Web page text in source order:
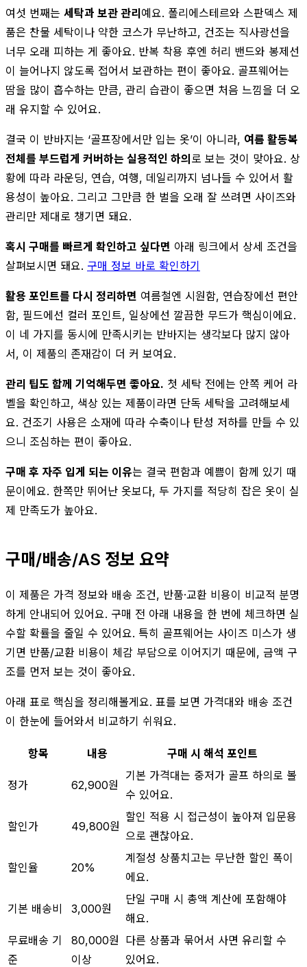
여섯 번째는 세탁과 보관 관리예요. 폴리에스테르와 스판덱스 제
품은 찬물 세탁이나 약한 코스가 무난하고, 건조는 직사광선을
너무 오래 피하는 게 좋아요. 반복 착용 후엔 허리 밴드와 봉제선
이 늘어나지 않도록 접어서 보관하는 편이 좋아요. 골프웨어는
땀을 많이 흡수하는 만큼, 관리 습관이 좋으면 처음 느낌을 더 오
래 유지할 수 있어요.
결국 이 반바지는 ‘골프장에서만 입는 옷’이 아니라, 여름 활동복
전체를 부드럽게 커버하는 실용적인 하의로 보는 것이 맞아요. 상
황에 따라 라운딩, 연습, 여행, 데일리까지 넘나들 수 있어서 활
용성이 높아요. 그리고 그만큼 한 벌을 오래 잘 쓰려면 사이즈와
관리만 제대로 챙기면 돼요.
혹시 구매를 빠르게 확인하고 싶다면 아래 링크에서 상세 조건을
살펴보시면 돼요. 구매 정보 바로 확인하기
활용 포인트를 다시 정리하면 여름철엔 시원함, 연습장에선 편안
함, 필드에선 컬러 포인트, 일상에선 깔끔한 무드가 핵심이에요.
이 네 가지를 동시에 만족시키는 반바지는 생각보다 많지 않아
서, 이 제품의 존재감이 더 커 보여요.
관리 팁도 함께 기억해두면 좋아요. 첫 세탁 전에는 안쪽 케어 라
벨을 확인하고, 색상 있는 제품이라면 단독 세탁을 고려해보세
요. 건조기 사용은 소재에 따라 수축이나 탄성 저하를 만들 수 있
으니 조심하는 편이 좋아요.
구매 후 자주 입게 되는 이유는 결국 편함과 예쁨이 함께 있기 때
문이에요. 한쪽만 뛰어난 옷보다, 두 가지를 적당히 잡은 옷이 실
제 만족도가 높아요.
구매/배송/AS 정보 요약
이 제품은 가격 정보와 배송 조건, 반품·교환 비용이 비교적 분명
하게 안내되어 있어요. 구매 전 아래 내용을 한 번에 체크하면 실
수할 확률을 줄일 수 있어요. 특히 골프웨어는 사이즈 미스가 생
기면 반품/교환 비용이 체감 부담으로 이어지기 때문에, 금액 구
조를 먼저 보는 것이 좋아요.
아래 표로 핵심을 정리해볼게요. 표를 보면 가격대와 배송 조건
이 한눈에 들어와서 비교하기 쉬워요.
항목 내용 구매 시 해석 포인트
정가 62,900원
기본 가격대는 중저가 골프 하의로 볼
수 있어요.
할인가 49,800원
할인 적용 시 접근성이 높아져 입문용
으로 괜찮아요.
할인율 20%
계절성 상품치고는 무난한 할인 폭이
에요.
기본 배송비 3,000원
단일 구매 시 총액 계산에 포함해야
해요.
무료배송 기
준
80,000원
이상
다른 상품과 묶어서 사면 유리할 수
있어요.